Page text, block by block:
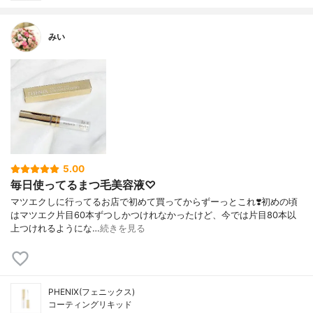
みい
5.00
毎日使ってるまつ毛美容液♡
マツエクしに行ってるお店で初めて買ってからずーっとこれ❣️初めの頃
はマツエク片目60本ずつしかつけれなかったけど、今では片目80本以
上つけれるようにな…続きを見る
PHENIX(フェニックス)
コーティングリキッド